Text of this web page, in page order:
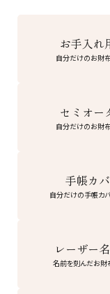
お手入れ
自分だけのお財
セミオー
自分だけのお財
手帳カ
自分だけの手帳カ
レーザー
名前を刻んだお財